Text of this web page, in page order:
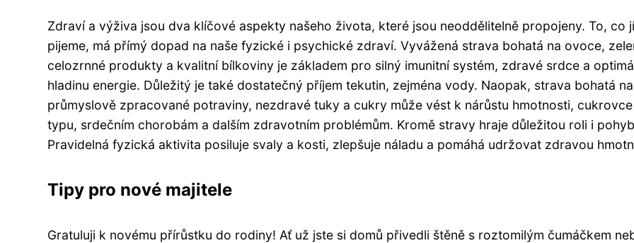
Zdraví a výživa jsou dva klíčové aspekty našeho života, které jsou neoddělitelně propojeny. To, co
pijeme, má přímý dopad na naše fyzické i psychické zdraví. Vyvážená strava bohatá na ovoce,
celozrnné produkty a kvalitní bílkoviny je základem pro silný imunitní systém, zdravé srdce a
hladinu energie. Důležitý je také dostatečný příjem tekutin, zejména vody. Naopak, strava bohatá na
průmyslově zpracované potraviny, nezdravé tuky a cukry může vést k nárůstu hmotnosti,
typu, srdečním chorobám a dalším zdravotním problémům. Kromě stravy hraje důležitou roli i
Pravidelná fyzická aktivita posiluje svaly a kosti, zlepšuje náladu a pomáhá udržovat zdravou
Tipy pro nové majitele
Gratuluji k novému přírůstku do rodiny! Ať už jste si domů přivedli štěně s roztomilým čumáčkem